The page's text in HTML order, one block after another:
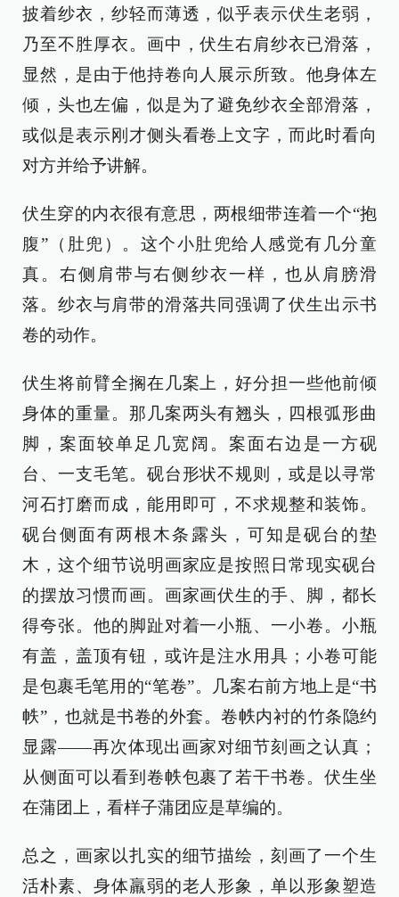
披着纱衣，纱轻而薄透，似乎表示伏生老弱，
乃至不胜厚衣。画中，伏生右肩纱衣已滑落，
显然，是由于他持卷向人展示所致。他身体左
倾，头也左偏，似是为了避免纱衣全部滑落，
或似是表示刚才侧头看卷上文字，而此时看向
对方并给予讲解。
伏生穿的内衣很有意思，两根细带连着一个“抱
腹”（肚兜）。这个小肚兜给人感觉有几分童
真。右侧肩带与右侧纱衣一样，也从肩膀滑
落。纱衣与肩带的滑落共同强调了伏生出示书
卷的动作。
伏生将前臂全搁在几案上，好分担一些他前倾
身体的重量。那几案两头有翘头，四根弧形曲
脚，案面较单足几宽阔。案面右边是一方砚
台、一支毛笔。砚台形状不规则，或是以寻常
河石打磨而成，能用即可，不求规整和装饰。
砚台侧面有两根木条露头，可知是砚台的垫
木，这个细节说明画家应是按照日常现实砚台
的摆放习惯而画。画家画伏生的手、脚，都长
得夸张。他的脚趾对着一小瓶、一小卷。小瓶
有盖，盖顶有钮，或许是注水用具；小卷可能
是包裹毛笔用的“笔卷”。几案右前方地上是“书
帙”，也就是书卷的外套。卷帙内衬的竹条隐约
显露——再次体现出画家对细节刻画之认真；
从侧面可以看到卷帙包裹了若干书卷。伏生坐
在蒲团上，看样子蒲团应是草编的。
总之，画家以扎实的细节描绘，刻画了一个生
活朴素、身体羸弱的老人形象，单以形象塑造